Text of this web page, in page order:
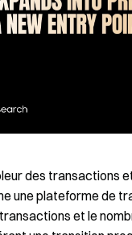
des transactions
une plateforme de
et le